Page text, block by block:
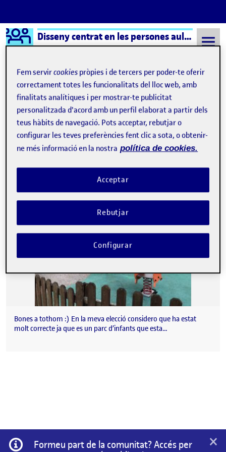
Saltar al contingut
Logo Ágora Disseny centrat en les persones aula 3
Semestre 20221 - Aula 3 17 Octubre, 2022
17 Octubre, 2022
PAC 1:Disseny universal
Publicat per
Adrián Porta Sánchez
Data de publicaciócomentariel PAC 1:Disseny universal
Bones a tothom :) En la meva elecció considero que ha estat
molt correcte ja que es un parc d’infants que esta…
Informació
Formeu part de la comunitat? Accés per
×
Fem servircookies pròpies i de tercers per poder-te oferir
correctament totes les funcionalitats del lloc web, amb
finalitats analítiques i per mostrar-te publicitat
personalitzada d'acord amb un perfil elaborat a partir dels
teus hàbits de navegació. Pots acceptar, rebutjar o
configurar les teves preferències fent clic a sota, o obtenir-
ne més informació en la nostra política de cookies.
Rebutjar
Acceptar
Configurar